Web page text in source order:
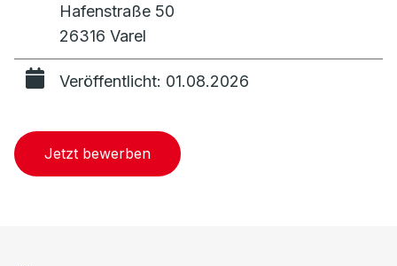
Hafenstraße 50
26316 Varel
Veröffentlicht: 01.08.2026
Jetzt bewerben